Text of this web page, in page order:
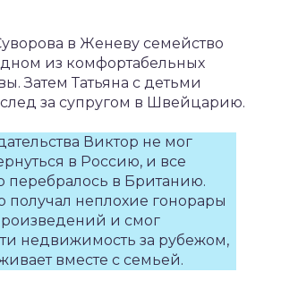
в Женеву семейство
из комфортабельных
Затем Татьяна с детьми
за супругом в Швейцарию.
Виктор не мог
в Россию, и все
перебралось в Британию.
неплохие гонорары
и смог
недвижимость за рубежом,
вместе с семьей.